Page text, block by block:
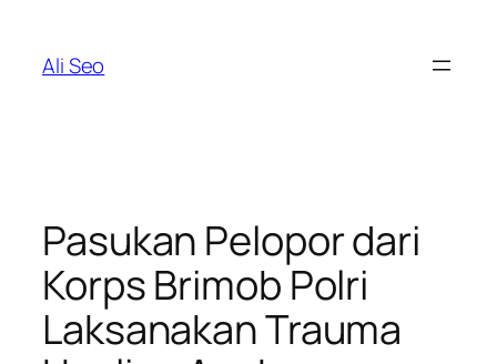
content
Ali Seo
Pasukan Pelopor dari
Korps Brimob Polri
Laksanakan Trauma